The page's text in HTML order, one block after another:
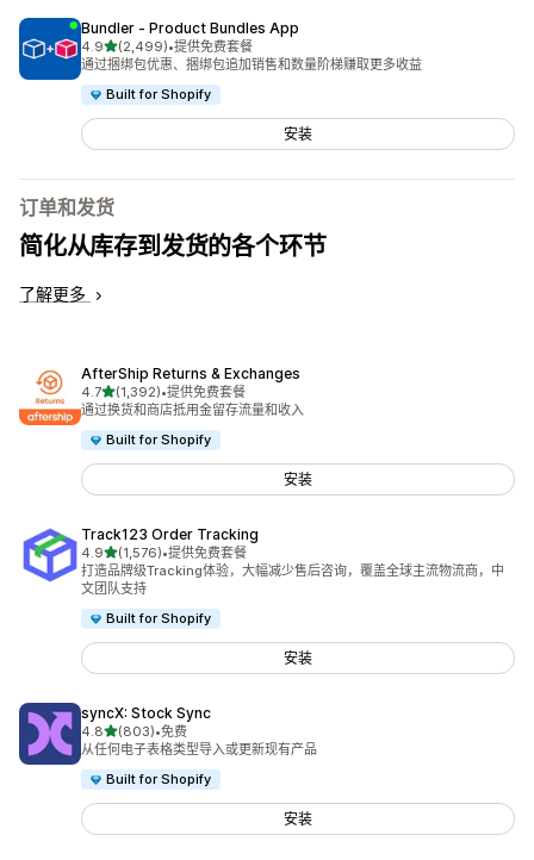
Bundler ‑ Product Bundles App
4.9星（满分 5 星）
(2,499)
总共 2499 条评论
•提供免费套餐
通过捆绑包优惠、捆绑包追加销售和数量阶梯赚取更多收益
Built for Shopify
安装
订单和发货
简化从库存到发货的各个环节
了解更多
AfterShip Returns & Exchanges
4.7星（满分 5 星）
(1,392)
总共 1392 条评论
•提供免费套餐
通过换货和商店抵用金留存流量和收入
Built for Shopify
安装
Track123 Order Tracking
4.9星（满分 5 星）
(1,576)
总共 1576 条评论
•提供免费套餐
打造品牌级Tracking体验，大幅减少售后咨询，覆盖全球主流物流商，中
文团队支持
Built for Shopify
安装
syncX: Stock Sync
4.8星（满分 5 星）
(803)
总共 803 条评论
•免费
从任何电子表格类型导入或更新现有产品
Built for Shopify
安装